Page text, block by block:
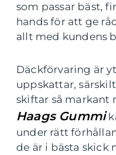
som passar bäst,
hands för att ge
allt med kundens
Däckförvaring är
uppskattar,
skiftar så markant
Haags Gummi
under rätt
de är i bästa skick